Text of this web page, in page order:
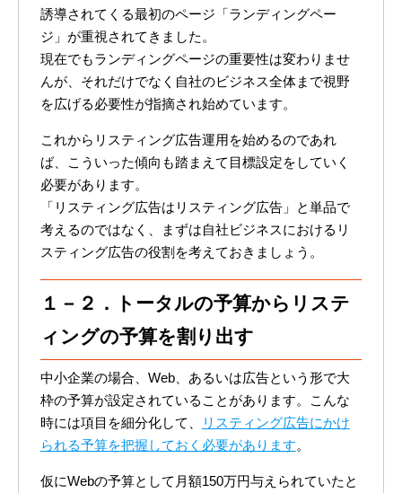
誘導されてくる最初のページ「ランディングペー
ジ」が重視されてきました。
現在でもランディングページの重要性は変わりませ
んが、それだけでなく自社のビジネス全体まで視野
を広げる必要性が指摘され始めています。
これからリスティング広告運用を始めるのであれ
ば、こういった傾向も踏まえて目標設定をしていく
必要があります。
「リスティング広告はリスティング広告」と単品で
考えるのではなく、まずは自社ビジネスにおけるリ
スティング広告の役割を考えておきましょう。
１－２．トータルの予算からリステ
ィングの予算を割り出す
中小企業の場合、Web、あるいは広告という形で大
枠の予算が設定されていることがあります。こんな
時には項目を細分化して、
リスティング広告にかけ
られる予算を把握しておく必要があります。
仮にWebの予算として月額150万円与えられていたと